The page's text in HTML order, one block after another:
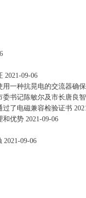
2021-09-06
一种抗晃电的交流器确
书记陈敏尔及市长唐良智
了电磁兼容检验证书
和优势 2021-09-06
2021-09-06